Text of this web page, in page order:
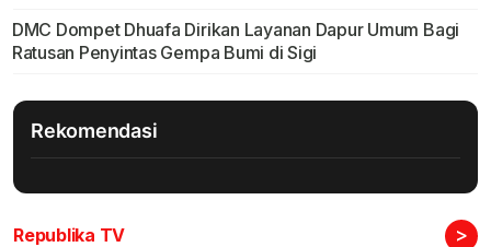
DMC Dompet Dhuafa Dirikan Layanan Dapur Umum Bagi
Ratusan Penyintas Gempa Bumi di Sigi
Rekomendasi
Republika TV >